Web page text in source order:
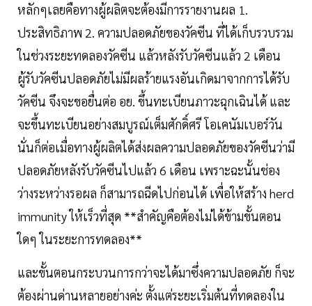
หลักๆเลยคือทางผู้ผลิตจะต้องมีการรายงานผล 1.
ประสิทธิภาพ 2. ความปลอดภัยของวัคซีน ที่ได้เก็บรวบรวม
ในช่วงระยะทดลองวัคซีน แล้วหลังรับวัคซีนแล้ว 2 เดือน
ผู้รับวัคซีนปลอดภัยไม่มีผลร้ายแรงอันเกิดมาจากการได้รับ
วัคซีน จึงจะขอยื่นต่อ อย. ขึ้นทะเบียนภาวะฉุกเฉินได้ และ
จะขึ้นทะเบียนอย่างสมบูรณ์เต็มศักดิ์ศรี โอเคนัมเบอร์วัน
นั่นก็ต่อเมื่อทางผู้ผลิตได้ส่งผลความปลอดภัยของวัคซีนว่ามี
ปลอดภัยหลังรับวัคซีนไปแล้ว 6 เดือน เพราะฉะนั้นช่อง
ว่างระหว่างรอผล ก็สามารถฉีดไปก่อนได้ เพื่อให้สร้าง herd
immunity ให้เร็วที่สุด **สำคัญคือต้องไม่ได้ข้ามขั้นตอน
ใดๆ ในระยะการทดลอง**
และขั้นตอนกระบวนการกว่าจะได้มาซึ่งความปลอดภัย ก็จะ
ต้องผ่านด่านหลายอย่างค่ะ ตั้งแต่ระยะเริ่มต้นที่ทดลองใน